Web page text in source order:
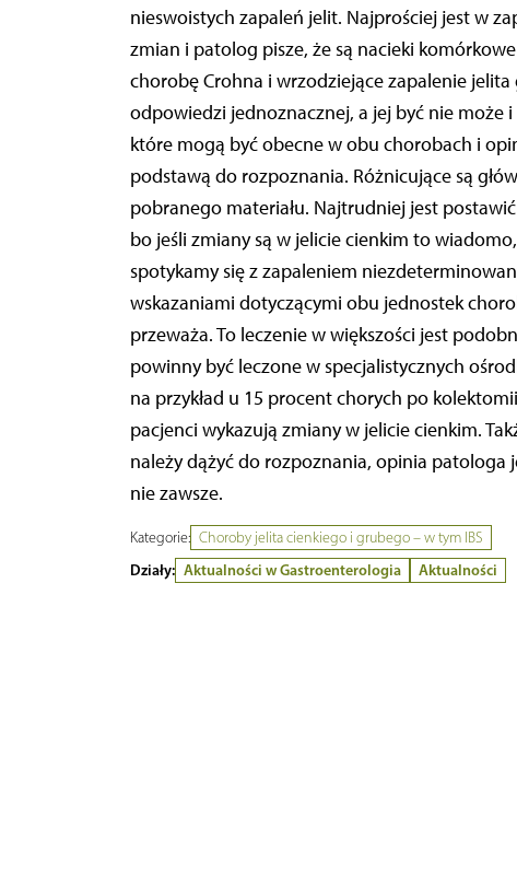
nieswoistych zapaleń jelit. Najprościej jest w
zmian i patolog pisze, że są nacieki
chorobę Crohna i wrzodziejące zapalenie
odpowiedzi jednoznacznej, a jej być nie może
które mogą być obecne w obu chorobach i
podstawą do rozpoznania. Różnicujące są
pobranego materiału. Najtrudniej jest
bo jeśli zmiany są w jelicie cienkim to
spotykamy się z zapaleniem
wskazaniami dotyczącymi obu jednostek
przeważa. To leczenie w większości jest
powinny być leczone w specjalistycznych
na przykład u 15 procent chorych po
pacjenci wykazują zmiany w jelicie cienkim.
należy dążyć do rozpoznania, opinia patologa
nie zawsze.
Kategorie: Choroby jelita cienkiego i grubego – w tym IBS
Działy: Aktualności w Gastroenterologia Aktualności